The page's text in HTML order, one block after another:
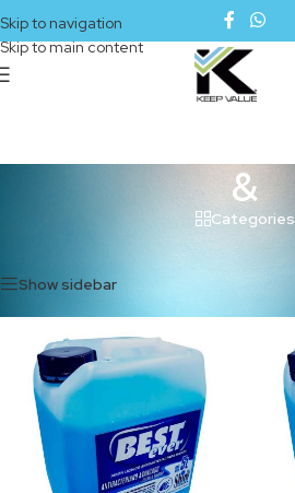
Skip to navigation
Skip to main content
&
Categories
Productos etiquetados “&”
Show sidebar